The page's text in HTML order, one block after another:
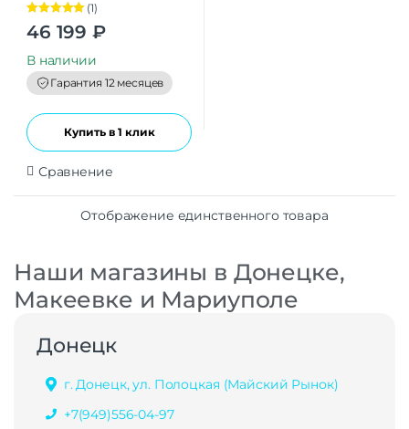
Оценка5.00
из 5
(1)
46 199 ₽
В наличии
Гарантия 12 месяцев
Купить в 1 клик
Сравнение
Отображение единственного товара
Наши магазины в Донецке,
Макеевке и Мариуполе
Донецк
г. Донецк, ул. Полоцкая (Майский Рынок)
+7(949)556-04-97